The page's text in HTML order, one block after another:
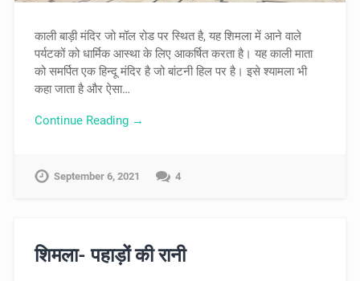
काली बाड़ी मंदिर जो मॉल रोड पर स्थित है, यह शिमला में आने वाले
पर्यटकों को धार्मिक आस्था के लिए आकर्षित करता है। यह काली माता
को समर्पित एक हिन्दू मंदिर है जो बांटनी हिल पर है। इसे श्यामला भी
कहा जाता है और ऐसा…
Continue Reading →
September 6, 2021 4
शिमला- पहाड़ों की रानी